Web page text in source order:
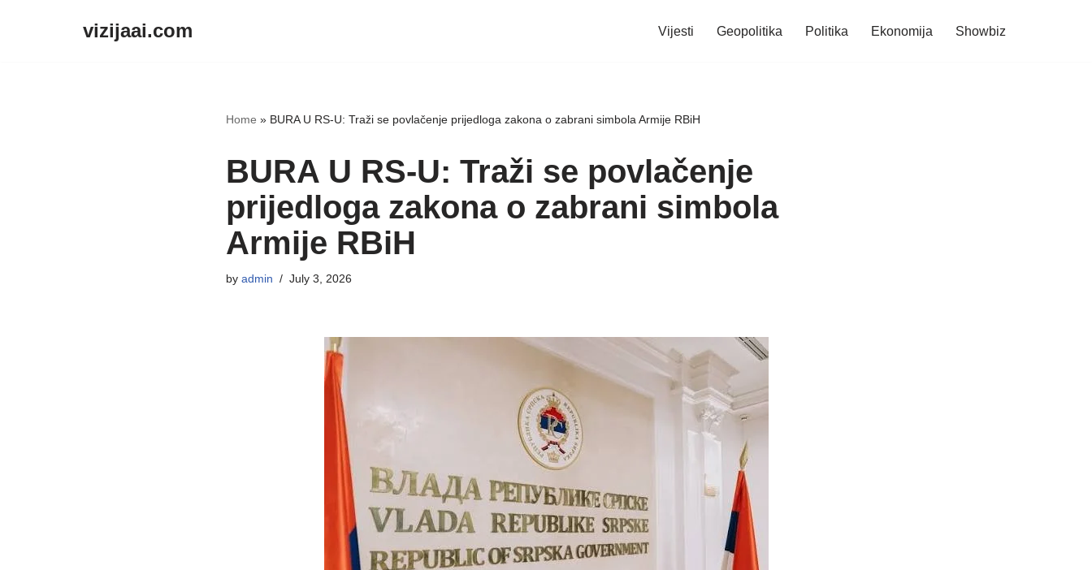
vizijaai.com Vijesti Geopolitika Politika Ekonomija Showbiz
Home » BURA U RS-U: Traži se povlačenje prijedloga zakona o zabrani simbola Armije RBiH
BURA U RS-U: Traži se povlačenje
prijedloga zakona o zabrani simbola
Armije RBiH
by admin July 3, 2026